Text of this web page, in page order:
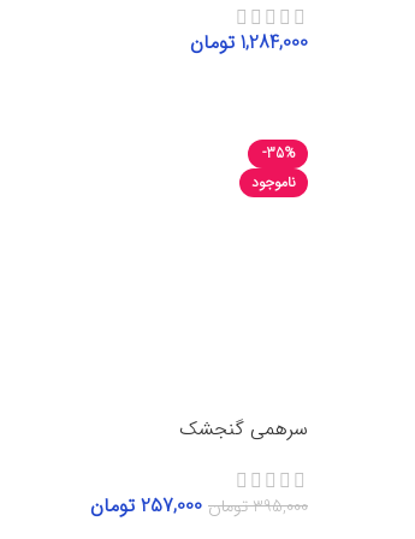
1,284,000 تومان
-35%
ناموجود
سرهمی گنجشک
395,000تومان 257,000 تومان